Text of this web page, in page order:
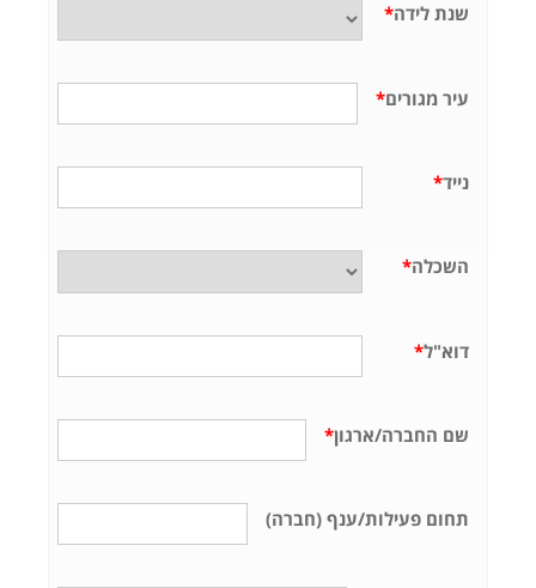
*שנת לידה
*עיר מגורים
*נייד
*השכלה
*דוא"ל
*שם החברה/ארגון
תחום פעילות/ענף (חברה)